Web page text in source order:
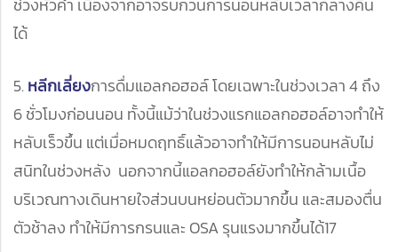
ได้
5.หลีกเลี่ยงการดื่มแอลกอฮอล์ โดยเฉพาะในช่วงเวลา 4 ถึง
6 ชั่วโมงก่อนนอน ทั้งนี้แม้ว่าในช่วงแรกแอลกอฮอล์อาจทำให้
หลับเร็วขึ้น แต่เมื่อหมดฤทธิ์แล้วอาจทำให้มีการนอนหลับไม่
สนิทในช่วงหลัง นอกจากนี้แอลกอฮอล์ยังทำให้กล้ามเนื้อ
บริเวณทางเดินหายใจส่วนบนหย่อนตัวมากขึ้น และสมองตื่น
ตัวช้าลง ทำให้มีการกรนและ OSA รุนแรงมากขึ้นได้17